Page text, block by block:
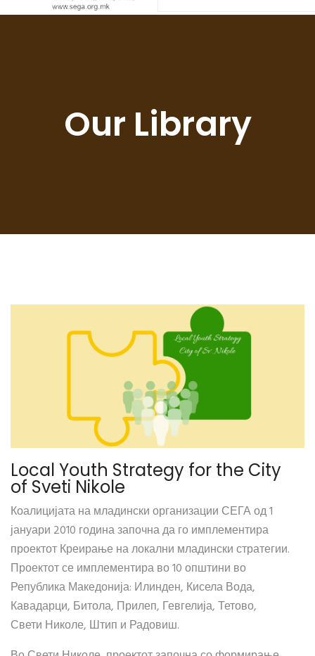
Our Library
Local Youth Strategy for the City
of Sveti Nikole
Коалицијата на младински организации СЕГА од 1
јануари 2010 година започна да го имплементира
проектот Креирање на локални младински стратегии.
Проектот се имплементира во 10 општини во
Република Македонија: Илинден, Кисела Вода,
Кавадарци, Битола, Прилеп, Гевгелија, Тетово,
Свети Николе, Штип и Радовиш.